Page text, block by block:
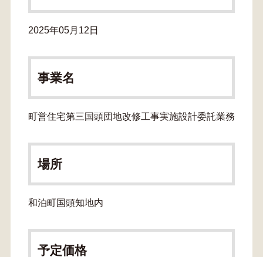
2025年05月12日
事業名
町営住宅第三国頭団地改修工事実施設計委託業務
場所
和泊町国頭知地内
予定価格